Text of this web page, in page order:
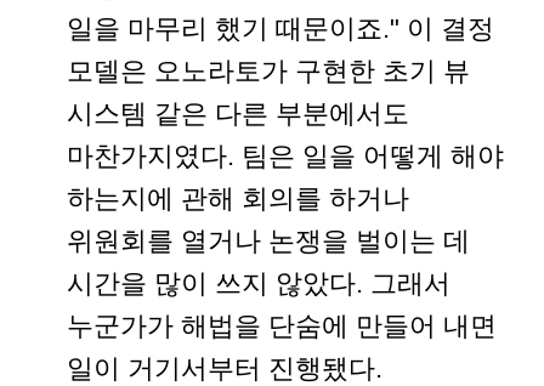
일을 마무리 했기 때문이죠." 이 결정
모델은 오노라토가 구현한 초기 뷰
시스템 같은 다른 부분에서도
마찬가지였다. 팀은 일을 어떻게 해야
하는지에 관해 회의를 하거나
위원회를 열거나 논쟁을 벌이는 데
시간을 많이 쓰지 않았다. 그래서
누군가가 해법을 단숨에 만들어 내면
일이 거기서부터 진행됐다.